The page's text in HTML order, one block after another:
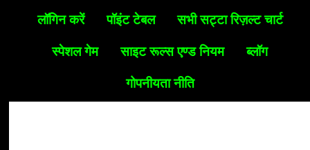
लॉगिन करें पॉइंट टेबल सभी सट्टा रिज़ल्ट चार्ट
स्पेशल गेम साइट रूल्स एण्ड नियम ब्लॉग
गोपनीयता नीति